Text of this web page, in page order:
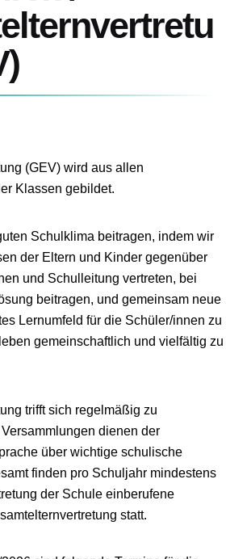
(GEV) wird aus allen
Klassen gebildet.
Schulklima beitragen, indem wir
der Eltern und Kinder gegenüber
und Schulleitung vertreten, bei
beitragen, und gemeinsam neue
Lernumfeld für die Schüler/innen zu
gemeinschaftlich und vielfältig zu
trifft sich regelmäßig zu
dienen der
über wichtige schulische
finden pro Schuljahr mindestens
der Schule einberufene
statt.